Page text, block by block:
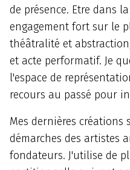
de présence. Etre dans
engagement fort sur le
théâtralité et
et acte performatif. Je
l'espace de
recours au passé pour
Mes dernières créations
démarches des artistes
fondateurs. J'utilise de